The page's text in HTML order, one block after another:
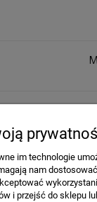
im technologie
nam
i przejść do sklepu